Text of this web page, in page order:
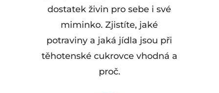
dostatek živin pro sebe i své
miminko. Zjistíte, jaké
potraviny a jaká jídla jsou při
těhotenské cukrovce vhodná a
proč.